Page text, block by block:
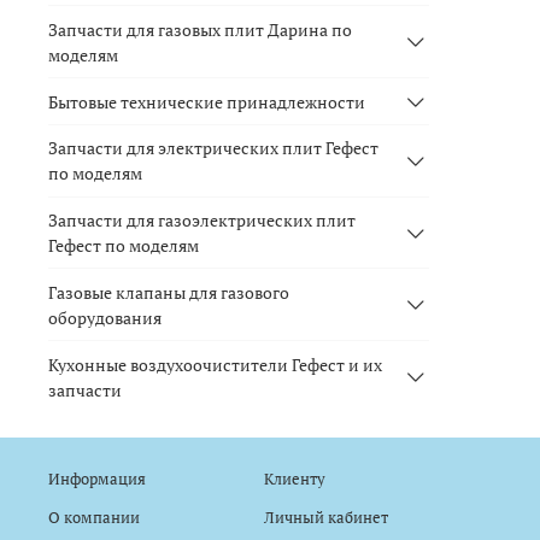
Запчасти для газовых плит Дарина по
моделям
Бытовые технические принадлежности
Запчасти для электрических плит Гефест
по моделям
Запчасти для газоэлектрических плит
Гефест по моделям
Газовые клапаны для газового
оборудования
Кухонные воздухоочистители Гефест и их
запчасти
Информация
О компании
Клиенту
Личный кабинет